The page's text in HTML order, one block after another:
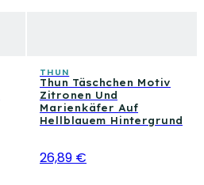
THUN
Thun Täschchen Motiv
Zitronen Und
Marienkäfer Auf
Hellblauem Hintergrund
26,89 €